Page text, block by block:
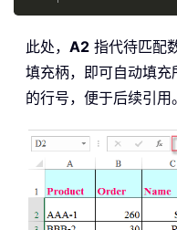
此处， A2 指代待匹配
填充柄，即可自动填
的行号，便于后续引用。